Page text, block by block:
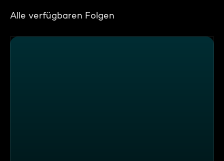
Alle verfügbaren Folgen